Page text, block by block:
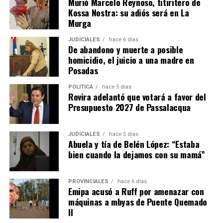
Una fábrica misionera con proyección
internacional
La empresa Lory emplea actualmente a 17 personas,
entre personal administrativo, ingenieros de diseño y
operarios de producción.
La firma fabrica cosechadoras de yerba mate, té y
tabaco, además de implementos agrícolas como
desmalezadoras, fumigadoras, fertilizadoras y otros
equipos adaptados a las condiciones productivas de
Misiones.
Ante la caída de las ventas de maquinaria en los últimos
años, la empresa decidió diversificar su actividad
incorporando reparaciones, servicios de corte con
pantógrafo y trabajos de diseño para terceros.
“Nos abrimos un poco para no dejar sin trabajo a los
Kossa Nostra: su adiós será en La
Murga
JUDICIALES hace 6 días
De abandono y muerte a posible
homicidio, el juicio a una madre en
Posadas
POLÍTICA hace 5 días
Rovira adelantó que votará a favor del
Presupuesto 2027 de Passalacqua
JUDICIALES hace 5 días
Abuela y tía de Belén López: “Estaba
bien cuando la dejamos con su mamá”
PROVINCIALES hace 6 días
Emipa acusó a Ruff por amenazar con
máquinas a mbyas de Puente Quemado
II